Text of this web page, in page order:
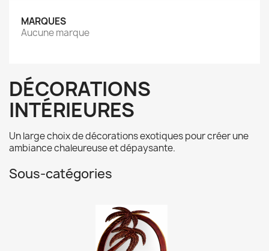
MARQUES
Aucune marque
DÉCORATIONS
INTÉRIEURES
Un large choix de décorations exotiques pour créer une
ambiance chaleureuse et dépaysante.
Sous-catégories